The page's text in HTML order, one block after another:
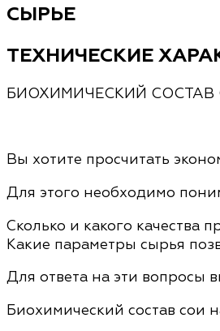
СЫРЬЕ
ТЕХНИЧЕСКИЕ
БИОХИМИЧЕСКИЙ СОСТАВ
Вы хотите просчитать
Для этого необходимо
Сколько и какого качества
Какие параметры сырья
Для ответа на эти вопросы
Биохимический состав сои